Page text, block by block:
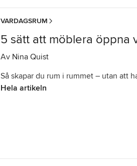
VARDAGSRUM
5 sätt att möblera öppna
Av Nina Quist
Så skapar du rum i rummet – utan att
Hela artikeln